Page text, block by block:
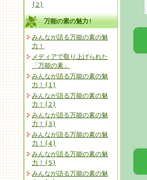
(2)
万能の素の魅力!
みんなが語る万能の素の魅
力！
メディアで取り上げられた
「万能の素」
みんなが語る万能の素の魅
力！(1)
みんなが語る万能の素の魅
力！(2)
みんなが語る万能の素の魅
力！(3)
みんなが語る万能の素の魅
力！(4)
みんなが語る万能の素の魅
力！(5)
みんなが語る万能の素の魅